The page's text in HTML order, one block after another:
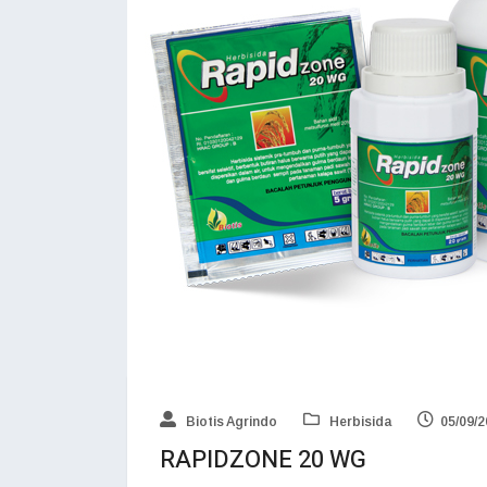
Biotis Agrindo Herbisida 05/09/
RAPIDZONE 20 WG